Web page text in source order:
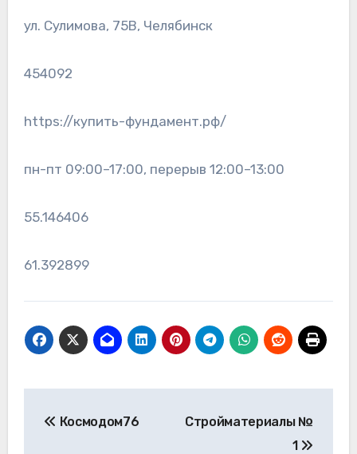
ул. Сулимова, 75В, Челябинск
454092
https://купить-фундамент.рф/
пн-пт 09:00–17:00, перерыв 12:00–13:00
55.146406
61.392899
Космодом76
Стройматериалы №
1